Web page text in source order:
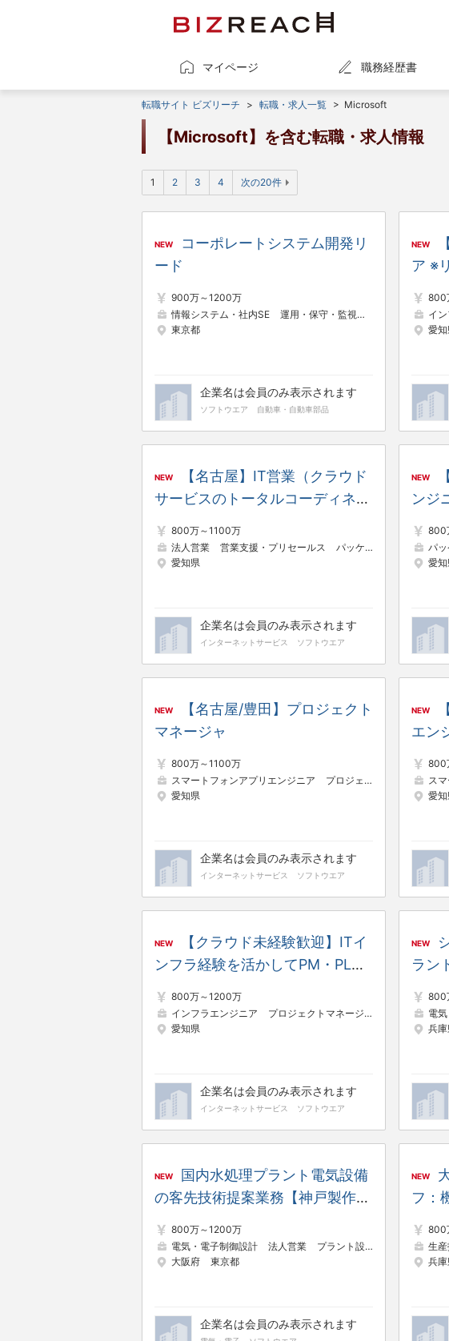
マイページ 職務経歴書
転職サイト ビズリーチ > 転職・求人一覧 > Microsoft
【Microsoft】を含む転職・求人情報
1 2 3 4 次の20件
NEW
コーポレートシステム開発リ
ード
900万～1200万
情報システム・社内SE
運用・保守・監視・テクニカルサポート
東京都
企業名は会員のみ表示されます
ソフトウエア 自動車・自動車部品
NEW
ア ※
800
イ
愛
NEW
【名古屋】IT営業（クラウド
サービスのトータルコーディネー
800万～1100万
法人営業
営業支援・プリセールス
パッケージ導入コンサルタント
愛知県
企業名は会員のみ表示されます
インターネットサービス ソフトウエア
NEW
ンジ
800
パ
愛
NEW
【名古屋/豊田】プロジェクト
マネージャ
800万～1100万
スマートフォンアプリエンジニア
プロジェクトマネージャー（Web・オープン系）
愛知県
企業名は会員のみ表示されます
インターネットサービス ソフトウエア
NEW
エン
800
ス
愛
NEW
【クラウド未経験歓迎】ITイ
ンフラ経験を活かしてPM・PLへ
屋
800万～1200万
インフラエンジニア
プロジェクトマネージャー（Web・オープン系）
愛知県
企業名は会員のみ表示されます
インターネットサービス ソフトウエア
NEW
ラン
800
電
兵
NEW
国内水処理プラント電気設備
の客先技術提案業務【神戸製作
800万～1200万
電気・電子制御設計
法人営業
プラント設計
大阪府
東京都
企業名は会員のみ表示されます
NEW
フ：
800
生
兵